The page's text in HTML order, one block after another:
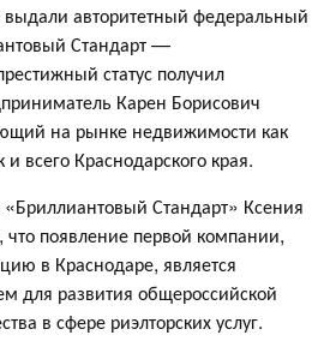
авторитетный федеральный
Стандарт —
статус получил
Карен Борисович
на рынке недвижимости как
всего Краснодарского края.
Стандарт» Ксения
что появление первой компании,
в Краснодаре, является
для развития общероссийской
в сфере риэлторских услуг.